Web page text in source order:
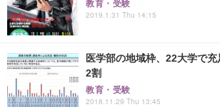
教育・受験
2019.1.31 Thu 14:15
医学部の地域枠、22大学で
2割
教育・受験
2018.11.29 Thu 13:45